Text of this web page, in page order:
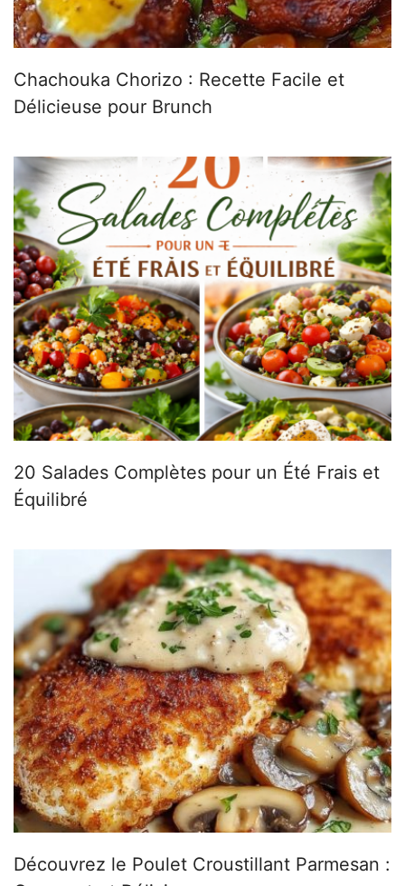
Chachouka Chorizo : Recette Facile et
Délicieuse pour Brunch
20 Salades Complètes pour un Été Frais et
Équilibré
Découvrez le Poulet Croustillant Parmesan :